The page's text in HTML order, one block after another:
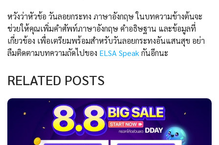
หวังว่าหัวข้อ วันลอยกระทง ภาษาอังกฤษ ในบทความข้างต้นจะ
ช่วยให้คุณเพิ่มคำศัพท์ภาษาอังกฤษ คำอธิษฐาน และข้อมูลที่
เกี่ยวข้อง เพื่อเตรียมพร้อมสำหรับวันลอยกระทงอันแสนสุข อย่า
ลืมติดตามบทความถัดไปของ ELSA Speakกันอีกนะ
RELATED POSTS